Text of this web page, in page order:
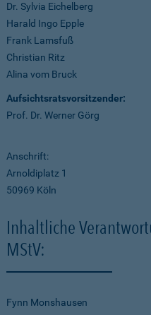
Dr. Sylvia Eichelberg
Harald Ingo Epple
Frank Lamsfuß
Christian Ritz
Alina vom Bruck
Aufsichtsratsvorsitzender:
Prof. Dr. Werner Görg
Anschrift:
Arnoldiplatz 1
50969 Köln
Inhaltliche
MStV:
Fynn Monshausen